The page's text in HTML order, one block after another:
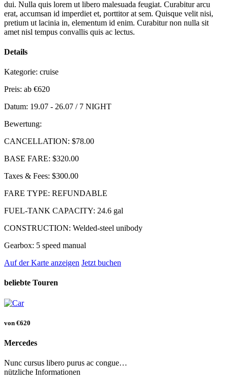
dui. Nulla quis lorem ut libero malesuada feugiat. Curabitur arcu
erat, accumsan id imperdiet et, porttitor at sem. Quisque velit nisi,
pretium ut lacinia in, elementum id enim. Curabitur non nulla sit
amet nisl tempus convallis quis ac lectus.
Details
Kategorie: cruise
Preis: ab €620
Datum: 19.07 - 26.07 / 7 NIGHT
Bewertung:
CANCELLATION: $78.00
BASE FARE: $320.00
Taxes & Fees: $300.00
FARE TYPE: REFUNDABLE
FUEL-TANK CAPACITY: 24.6 gal
CONSTRUCTION: Welded-steel unibody
Gearbox: 5 speed manual
Auf der Karte anzeigen Jetzt buchen
beliebte Touren
von €620
Mercedes
Nunc cursus libero purus ac congue…
nützliche Informationen